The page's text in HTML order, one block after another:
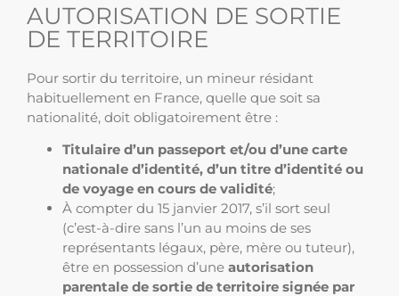
AUTORISATION DE SORTIE
DE TERRITOIRE
Pour sortir du territoire, un mineur résidant
habituellement en France, quelle que soit sa
nationalité, doit obligatoirement être :
Titulaire d’un passeport et/ou d’une carte
nationale d’identité, d’un titre d’identité ou
de voyage en cours de validité;
À compter du 15 janvier 2017, s’il sort seul
(c’est-à-dire sans l’un au moins de ses
représentants légaux, père, mère ou tuteur),
être en possession d’une autorisation
parentale de sortie de territoire signée par